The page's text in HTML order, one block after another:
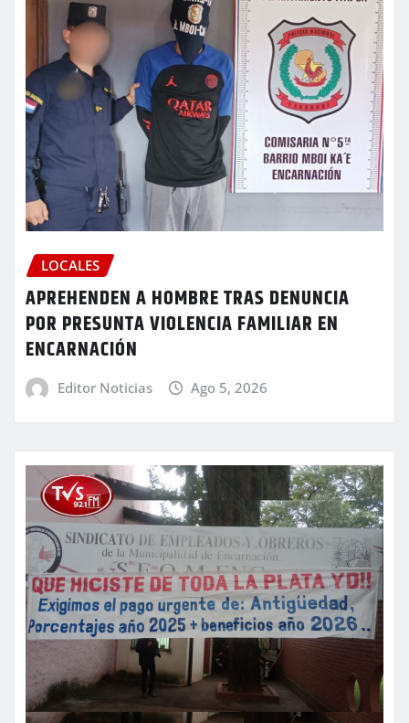
LOCALES
APREHENDEN A HOMBRE TRAS DENUNCIA
POR PRESUNTA VIOLENCIA FAMILIAR EN
ENCARNACIÓN
Editor Noticias Ago 5, 2026